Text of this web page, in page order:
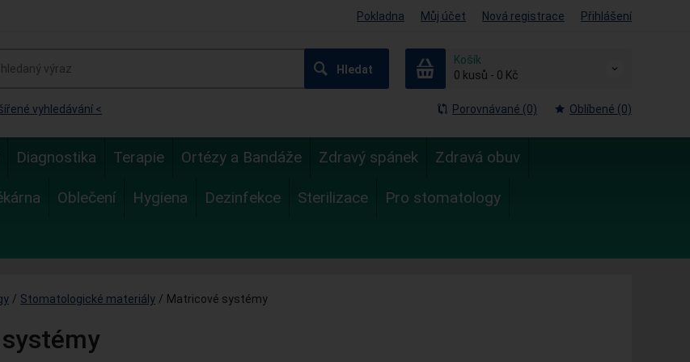
Pokladna Můj účet Nová registrace Přihlášení
Hledat
Košík
0 kusů - 0 Kč
vyhledávání < Porovnávané (0) Oblíbené (0)
Diagnostika Terapie Ortézy a Bandáže Zdravý spánek Zdravá obuv
Oblečení Hygiena Dezinfekce Sterilizace Pro stomatology
/ Stomatologické materiály / Matricové systémy